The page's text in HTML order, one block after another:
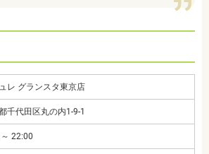
レ グランスタ東京店
千代田区丸の内1-9-1
22:00